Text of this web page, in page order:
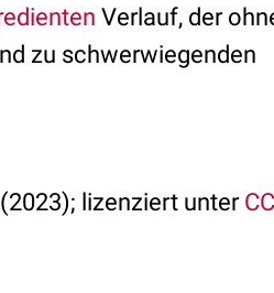
Verlauf, der
zu schwerwiegenden
(2023); lizenziert unter